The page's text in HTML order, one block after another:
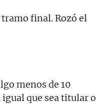
final. Rozó el
menos de 10
que sea titular o